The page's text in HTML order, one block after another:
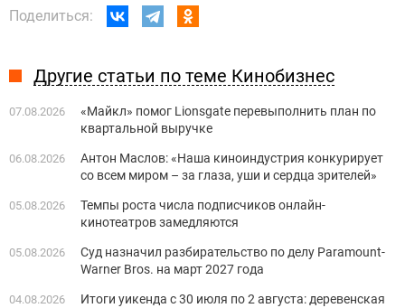
Поделиться:
Другие статьи по теме Кинобизнес
07.08.2026
«Майкл» помог Lionsgate перевыполнить план по
квартальной выручке
06.08.2026
Антон Маслов: «Наша киноиндустрия конкурирует
со всем миром – за глаза, уши и сердца зрителей»
05.08.2026
Темпы роста числа подписчиков онлайн-
кинотеатров замедляются
05.08.2026
Суд назначил разбирательство по делу Paramount-
Warner Bros. на март 2027 года
04.08.2026
Итоги уикенда с 30 июля по 2 августа: деревенская